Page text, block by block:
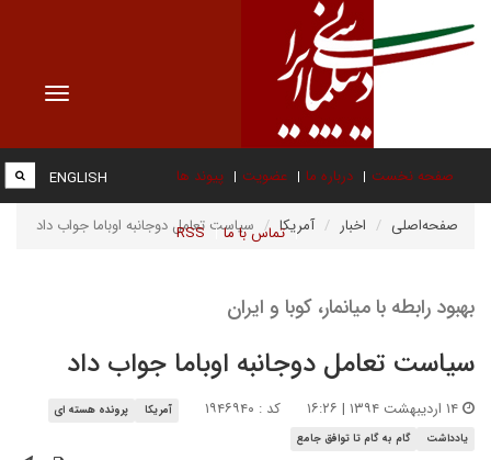
Toggle
صفحه نخست درباره ما عضویت پیوند ها
تماس با ما RSS
ENGLISH
صفحه‌اصلی اخبار آمریکا سیاست تعامل دوجانبه اوباما جواب داد
بهبود رابطه با میانمار، کوبا و ایران
سیاست تعامل دوجانبه اوباما جواب داد
کد : ۱۹۴۶۹۴۰ آمریکا
پرونده هسته ای
یادداشت
گام به گام تا توافق جامع